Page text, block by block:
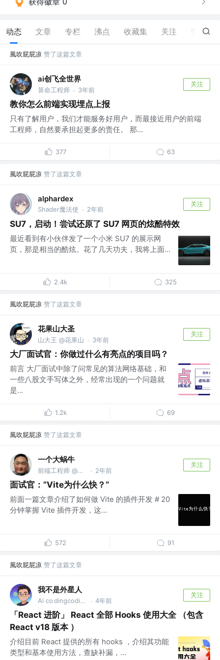
动态 文章 专栏 沸点 收藏集 关注 30
風吹屁屁凉 赞了这篇文章
ai创飞全世界
算命工程师 · 3年前
关注
教你怎么前端实现埋点上报
只有了解用户，我们才能服务好用户，而最接近用户的前端
工程师，自然要承担起更多的责任。 那...
377 63
風吹屁屁凉 赞了这篇文章
alphardex
Shader魔法使 · 2年前
关注
SU7，启动！尝试还原了 SU7 网页的炫酷特效
最近看到有小伙伴发了一个小米 SU7 的展示网
页，那是相当的酷炫。花了几天功夫，我将上面...
2.4k 325
風吹屁屁凉 赞了这篇文章
花果山大圣
山大王 @花果山 · 3年前
关注
大厂面试官：你做过什么有亮点的项目吗？
前言 大厂面试中除了问常见的算法网络基础，和
一些八股文手写体之外，经常出现的一个问题就
是...
1.2k 69
風吹屁屁凉 赞了这篇文章
一个大蜗牛
前端工程师 @蜗牛信息科技 · 2年前
关注
面试官：”Vite为什么快？“
前面一篇文章介绍了如何做 Vite 的插件开发 # 20
分钟掌握 Vite 插件开发，这...
572 91
風吹屁屁凉 赞了这篇文章
我不是外星人
Ai co dingcoding @攻粽：外星人AI进化录 · 4年前
关注
「React 进阶」 React 全部 Hooks 使用大全 （包含
React v18 版本 ）
介绍目前 React 提供的所有 hooks ，介绍其功能
类型和基本使用方法，查缺补漏，...